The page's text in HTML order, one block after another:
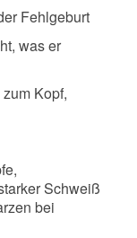
Fehlgeburt
was er
Kopf,
Schweiß
bei